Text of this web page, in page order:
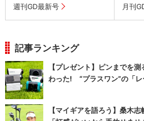
週刊GD最新号 月刊
記事ランキング
【プレゼント】ピンまでを
わった! “プラスワン”の「レ
【マイギアを語ろう】桑木